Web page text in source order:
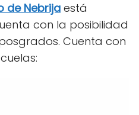
de Nebrija está
con la posibilidad
Cuenta con